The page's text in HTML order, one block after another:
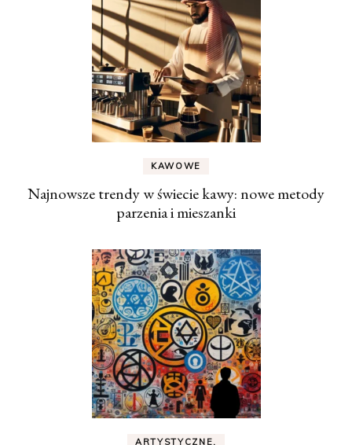
KAWOWE
Najnowsze trendy w świecie kawy: nowe metody
parzenia i mieszanki
ARTYSTYCZNE,